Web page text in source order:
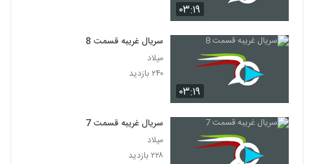
۰۳:۱۹
۰۳:۱۹
سریال غریبه قسمت 8
میلاد
۲۴۰ بازدید
سریال غریبه قسمت 7
میلاد
۲۲۸ بازدید